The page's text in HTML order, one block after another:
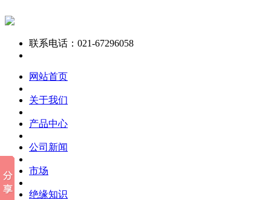
联系电话：021-67296058
网站首页
关于我们
产品中心
公司新闻
市场
绝缘知识